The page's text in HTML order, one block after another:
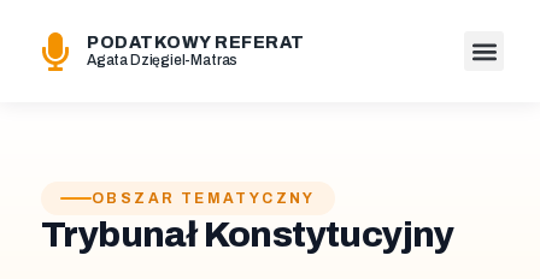
PODATKOWY REFERAT
Agata Dzięgiel-Matras
OBSZAR TEMATYCZNY
Trybunał Konstytucyjny